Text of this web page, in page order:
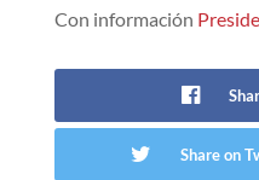
Con información
Share on